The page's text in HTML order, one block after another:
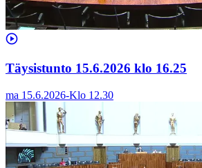
Täysistunto 15.6.2026 klo 16.25
ma 15.6.2026-Klo 12.30